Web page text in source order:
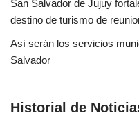
San Salvador de Jujuy
destino de turismo de
Así serán los servicios
Salvador
Historial de